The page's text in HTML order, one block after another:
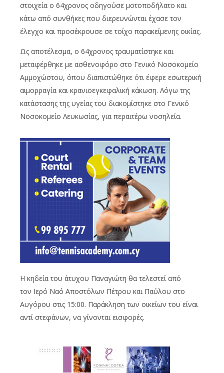
στοιχεία ο 64χρονος οδηγούσε μοτοποδήλατο και
κάτω από συνθήκες που διερευνώνται έχασε τον
έλεγχο και προσέκρουσε σε τοίχο παρακείμενης οικίας.
Ως αποτέλεσμα, ο 64χρονος τραυματίστηκε και
μεταφέρθηκε με ασθενοφόρο στο Γενικό Νοσοκομείο
Αμμοχώστου, όπου διαπιστώθηκε ότι έφερε εσωτερική
αιμορραγία και κρανιοεγκεφαλική κάκωση. Λόγω της
κατάστασης της υγείας του διακομίστηκε στο Γενικό
Νοσοκομείο Λευκωσίας, για περαιτέρω νοσηλεία.
Η κηδεία του άτυχου Παναγιώτη θα τελεστεί από
τον Ιερό Ναό Αποστόλων Πέτρου και Παύλου στο
Αυγόρου στις 15:00. Παράκληση των οικείων του είναι
αντί στεφάνων, να γίνονται εισφορές.